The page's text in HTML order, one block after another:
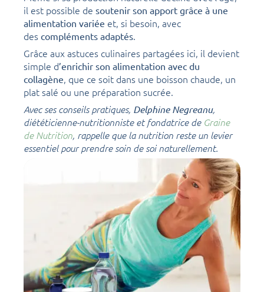
il est possible de soutenir son apport grâce à une
alimentation variée et, si besoin, avec
des compléments adaptés.
Grâce aux astuces culinaires partagées ici, il devient
simple d’enrichir son alimentation avec du
collagène, que ce soit dans une boisson chaude, un
plat salé ou une préparation sucrée.
Avec ses conseils pratiques, Delphine Negreanu,
diététicienne-nutritionniste et fondatrice de Graine
de Nutrition, rappelle que la nutrition reste un levier
essentiel pour prendre soin de soi naturellement.